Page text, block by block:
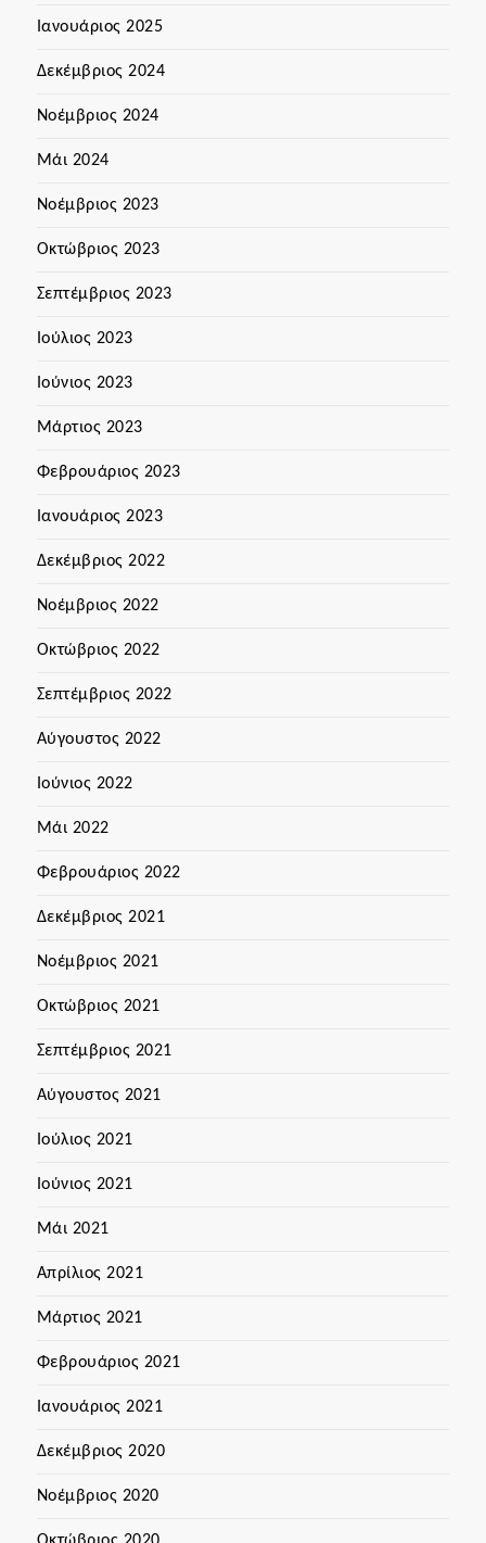
Ιανουάριος 2025
Δεκέμβριος 2024
Νοέμβριος 2024
Μάι 2024
Νοέμβριος 2023
Οκτώβριος 2023
Σεπτέμβριος 2023
Ιούλιος 2023
Ιούνιος 2023
Μάρτιος 2023
Φεβρουάριος 2023
Ιανουάριος 2023
Δεκέμβριος 2022
Νοέμβριος 2022
Οκτώβριος 2022
Σεπτέμβριος 2022
Αύγουστος 2022
Ιούνιος 2022
Μάι 2022
Φεβρουάριος 2022
Δεκέμβριος 2021
Νοέμβριος 2021
Οκτώβριος 2021
Σεπτέμβριος 2021
Αύγουστος 2021
Ιούλιος 2021
Ιούνιος 2021
Μάι 2021
Απρίλιος 2021
Μάρτιος 2021
Φεβρουάριος 2021
Ιανουάριος 2021
Δεκέμβριος 2020
Νοέμβριος 2020